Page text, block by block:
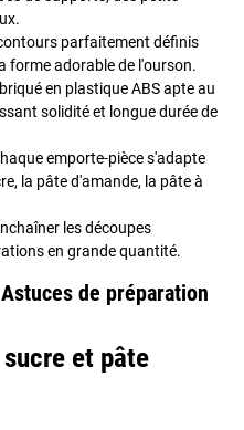
parfaitement définis
forme adorable de l'ourson.
en plastique ABS apte au
solidité et longue durée de
emporte-pièce s'adapte
la pâte d'amande, la pâte à
les découpes
en grande quantité.
de préparation
et pâte